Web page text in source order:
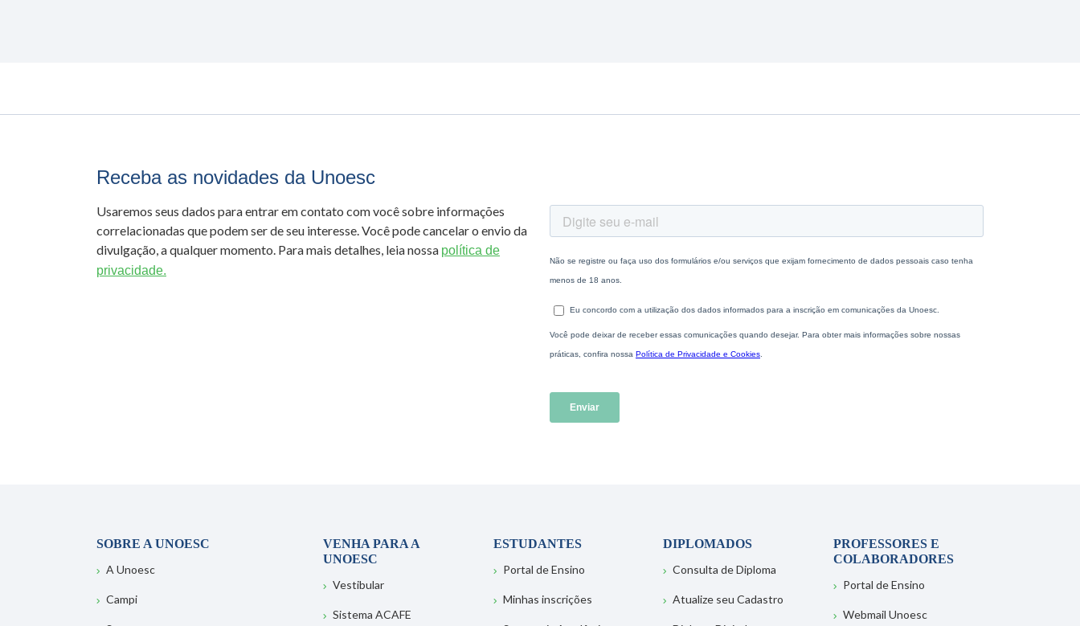
Receba as novidades da Unoesc
Usaremos seus dados para entrar em contato com você sobre informações
correlacionadas que podem ser de seu interesse. Você pode cancelar o envio da
divulgação, a qualquer momento. Para mais detalhes, leia nossa política de
privacidade.
SOBRE A UNOESC
A Unoesc
Campi
VENHA PARA A
UNOESC
Vestibular
Sistema ACAFE
ESTUDANTES
Portal de Ensino
Minhas inscrições
DIPLOMADOS
Consulta de Diploma
Atualize seu Cadastro
PROFESSORES E
COLABORADORES
Portal de Ensino
Webmail Unoesc